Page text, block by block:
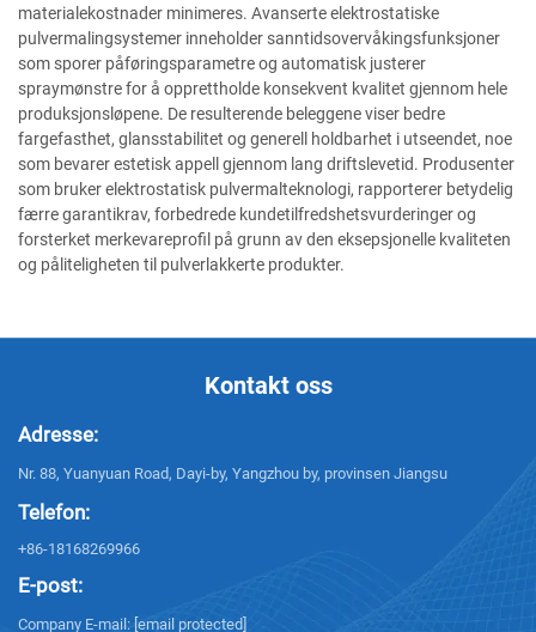
materialekostnader minimeres. Avanserte elektrostatiske
pulvermalingsystemer inneholder sanntidsovervåkingsfunksjoner
som sporer påføringsparametre og automatisk justerer
spraymønstre for å opprettholde konsekvent kvalitet gjennom hele
produksjonsløpene. De resulterende beleggene viser bedre
fargefasthet, glansstabilitet og generell holdbarhet i utseendet, noe
som bevarer estetisk appell gjennom lang driftslevetid. Produsenter
som bruker elektrostatisk pulvermalteknologi, rapporterer betydelig
færre garantikrav, forbedrede kundetilfredshetsvurderinger og
forsterket merkevareprofil på grunn av den eksepsjonelle kvaliteten
og påliteligheten til pulverlakkerte produkter.
Kontakt oss
Adresse:
Nr. 88, Yuanyuan Road, Dayi-by, Yangzhou by, provinsen Jiangsu
Telefon:
+86-18168269966
E-post:
Company E-mail: [email protected]